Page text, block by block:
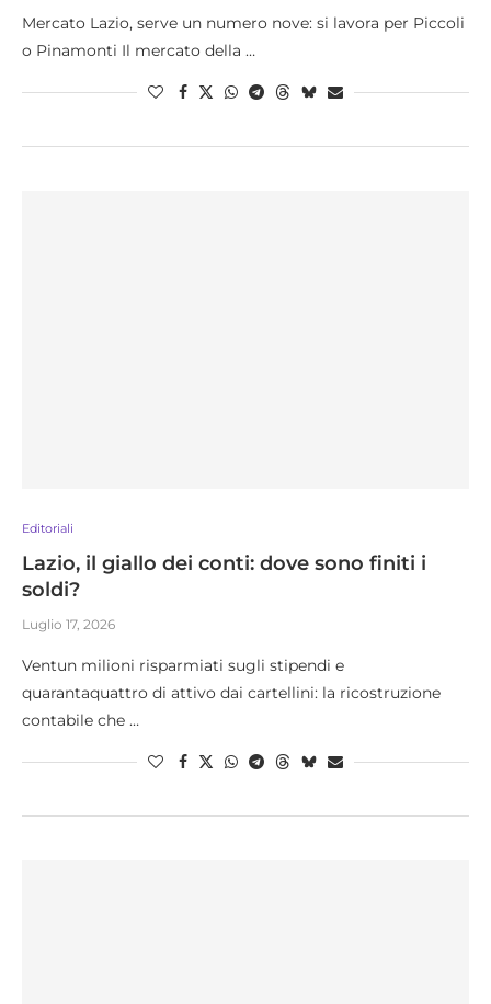
Mercato Lazio, serve un numero nove: si lavora per Piccoli
o Pinamonti Il mercato della …
Editoriali
Lazio, il giallo dei conti: dove sono finiti i
soldi?
Luglio 17, 2026
Ventun milioni risparmiati sugli stipendi e
quarantaquattro di attivo dai cartellini: la ricostruzione
contabile che …